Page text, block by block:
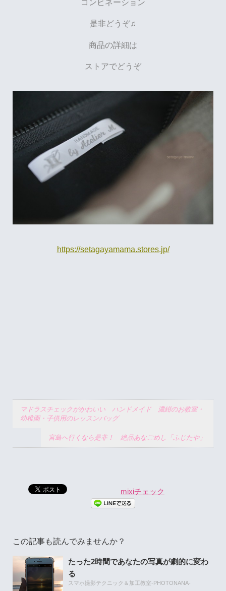
コンビネーション
是非どうぞ♫
商品の詳細は
ストアでどうぞ
https://setagayamama.stores.jp/
マドラスチェックがかわいい ハンドメイド 濃紺のお教室・
幼稚園・子供用のレッスンバッグ
宮島へ行くなら是非！ 絶品あなごめし「ふじたや」
mixiチェック
この記事も読んでみませんか？
たった2時間であなたの写真が劇的に変わ
る
スマホ撮影テクニック＆加工教室-PHOTONANA-